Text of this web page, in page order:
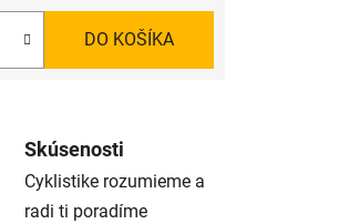
DO KOŠÍKA
Skúsenosti
Cyklistike rozumieme a
radi ti poradíme